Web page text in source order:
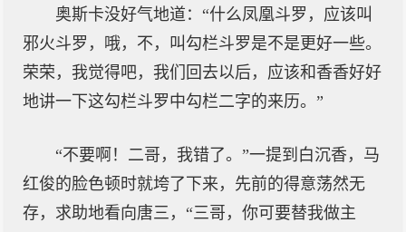
奥斯卡没好气地道：“什么凤凰斗罗，应该叫
邪火斗罗，哦，不，叫勾栏斗罗是不是更好一些。
荣荣，我觉得吧，我们回去以后，应该和香香好好
地讲一下这勾栏斗罗中勾栏二字的来历。”
“不要啊！二哥，我错了。”一提到白沉香，马
红俊的脸色顿时就垮了下来，先前的得意荡然无
存，求助地看向唐三，“三哥，你可要替我做主